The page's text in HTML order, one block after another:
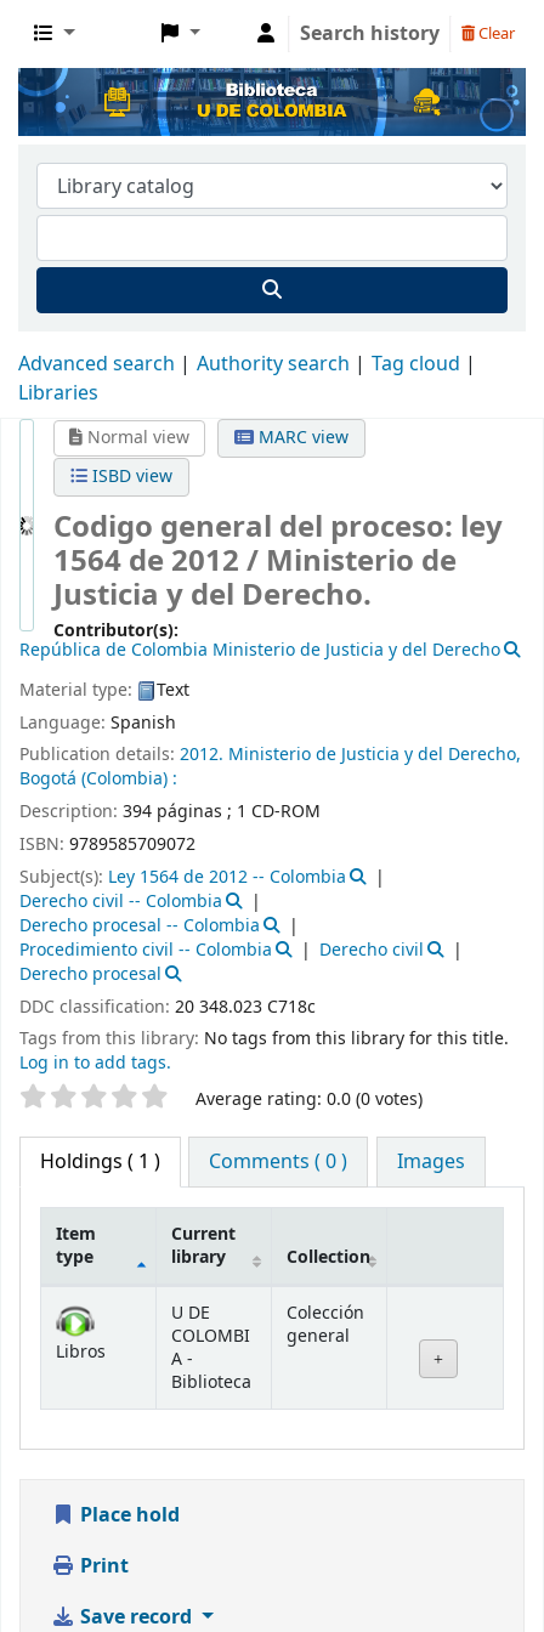
Search history Clear
Advanced search Authority search
Tag cloud
Libraries
Normal view
MARC view
ISBD view
Codigo general del proceso: ley
1564 de 2012 / Ministerio de
Justicia y del Derecho.
Contributor(s):
República de Colombia Ministerio de Justicia y del Derecho
Material type:
Text
Language: Spanish
Publication details: 2012. Ministerio de Justicia y del Derecho,
Bogotá (Colombia) :
Description: 394 páginas ; 1 CD-ROM
ISBN: 9789585709072
Subject(s): Ley 1564 de 2012 -- Colombia
Derecho civil -- Colombia
Derecho procesal -- Colombia
Procedimiento civil -- Colombia
Derecho civil
Derecho procesal
DDC classification: 20 348.023 C718c
Tags from this library: No tags from this library for this title.
Log in to add tags.
Star ratings Average rating: 0.0 (0 votes)
Holdings ( 1 ) Comments ( 0 ) Images
Holdings
Item
type
Current
library
Collection
Libros
U DE
COLOMBI
A -
Biblioteca
Colección
general
Place hold
Print
Save record